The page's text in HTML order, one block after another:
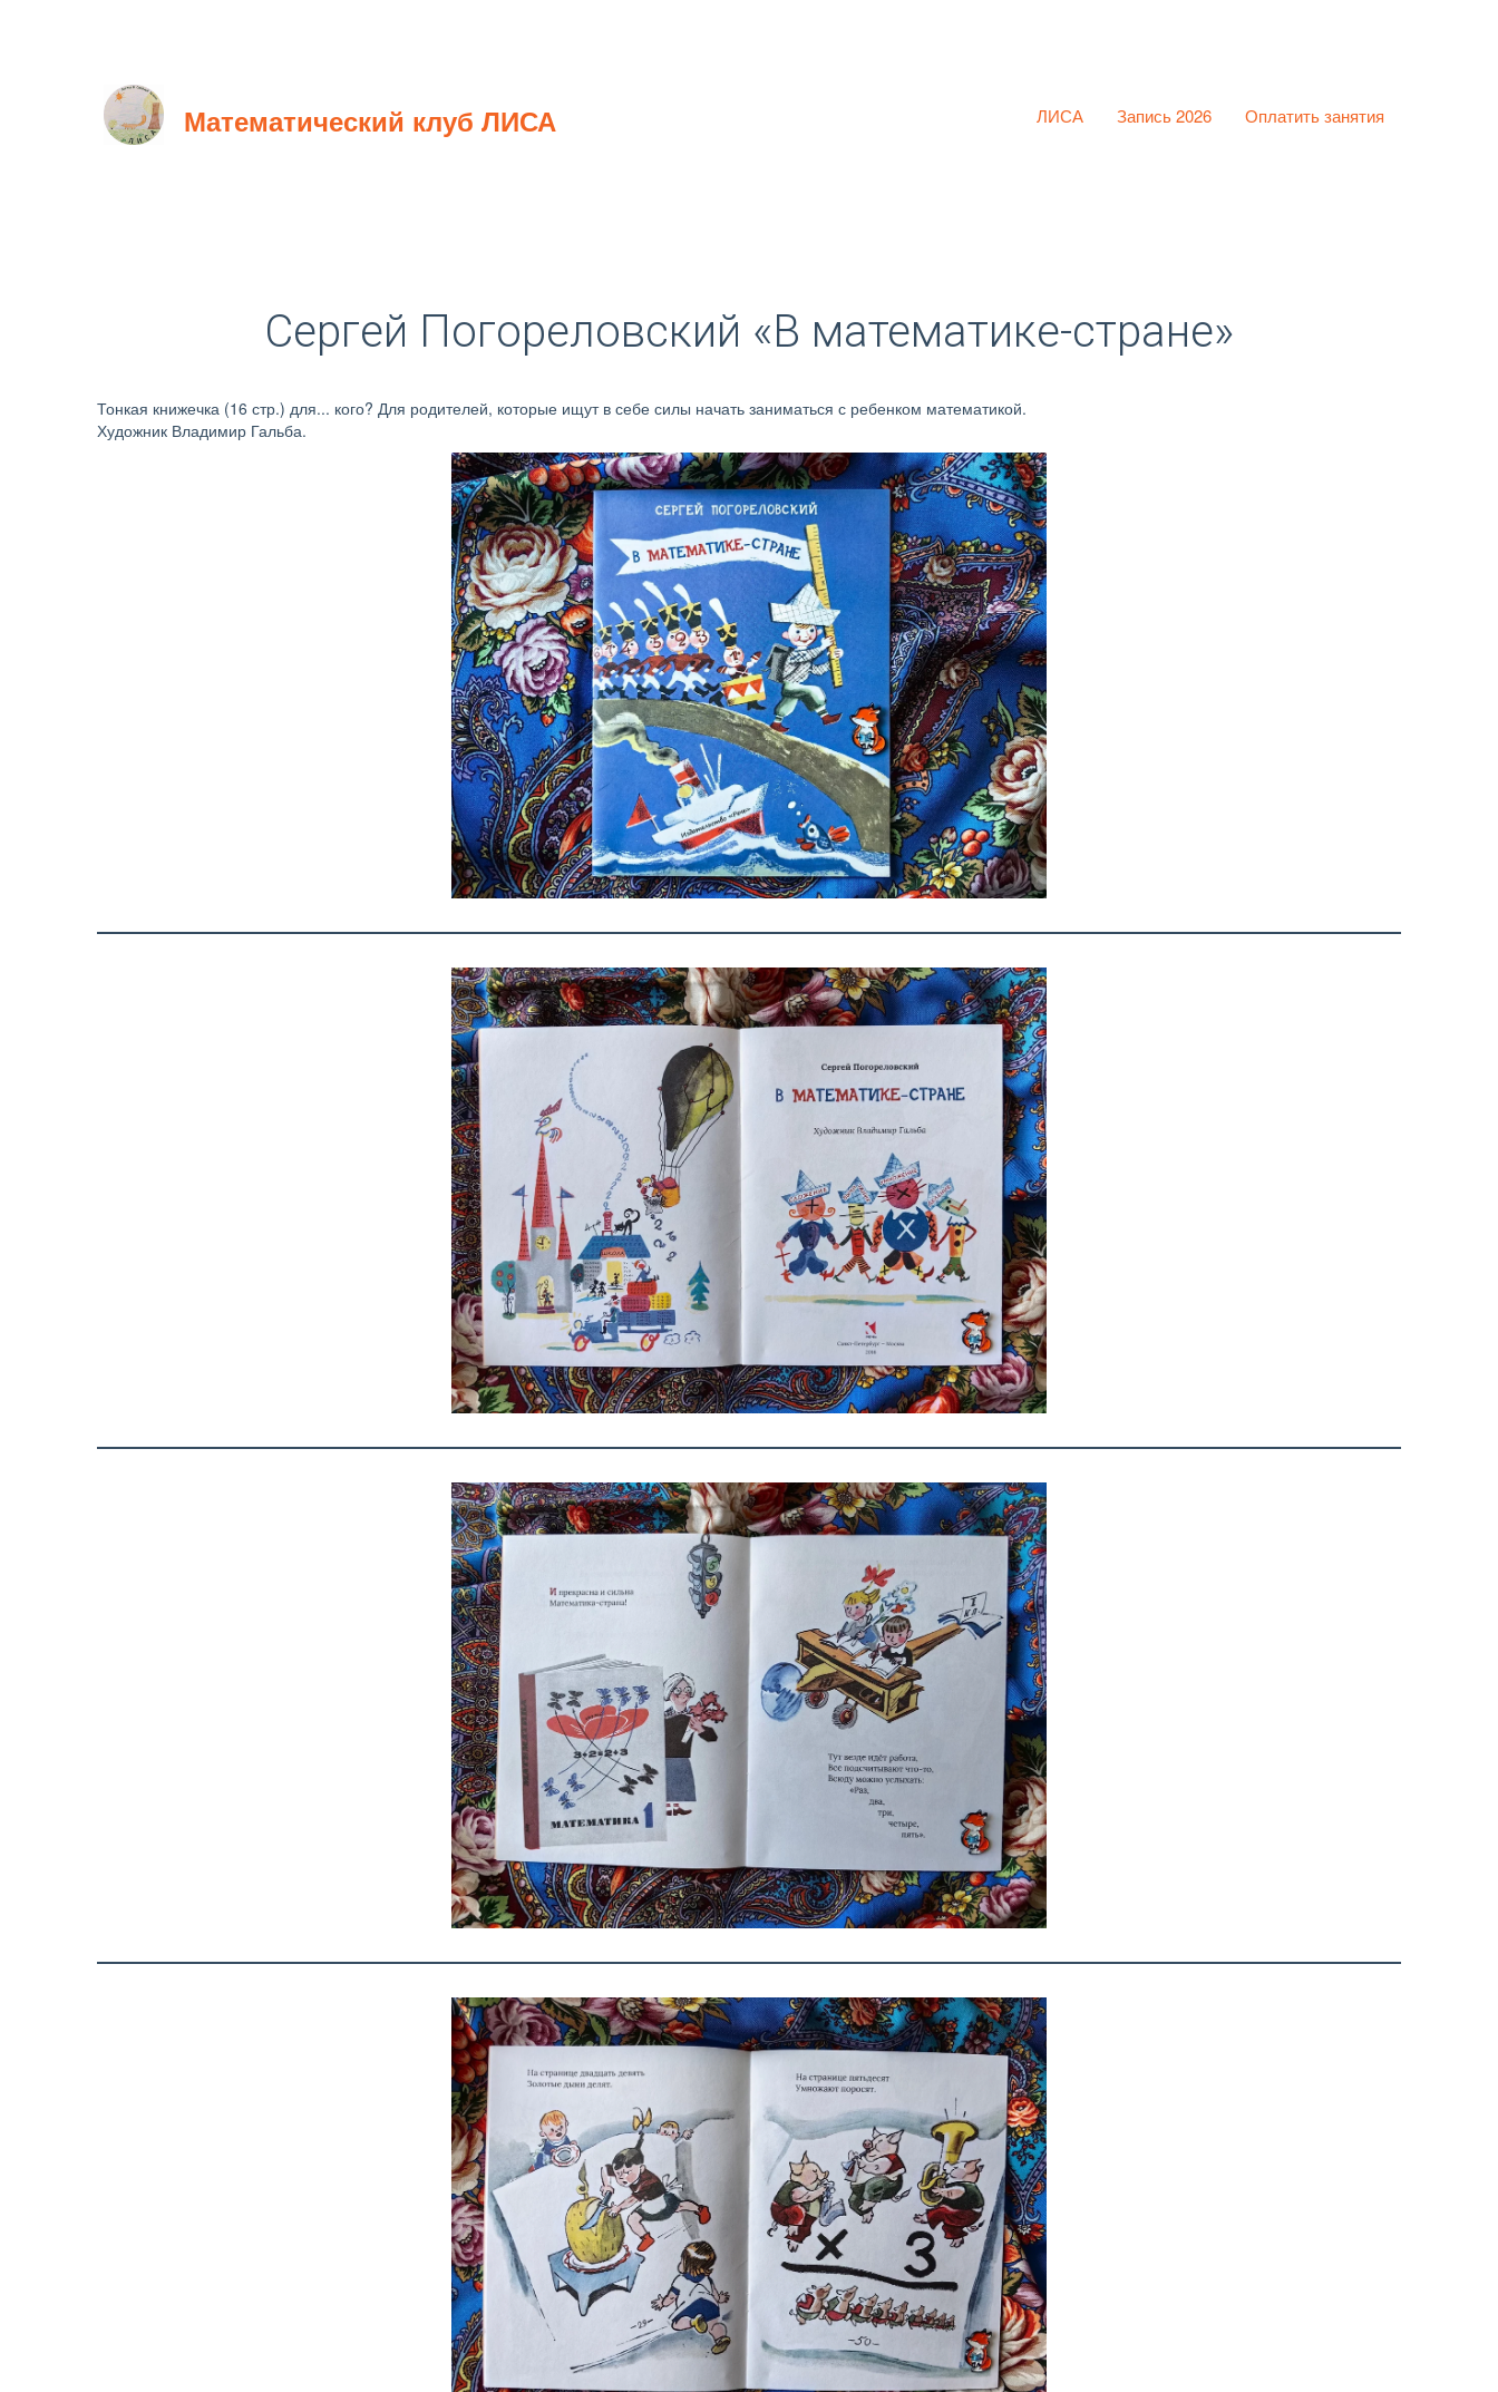
Математический клуб ЛИСА ЛИСА Запись 2026 Оплатить занятия
Сергей Погореловский «В математике-стране»
Тонкая книжечка (16 стр.) для... кого? Для родителей, которые ищут в себе силы начать заниматься с ребенком математикой.
Художник Владимир Гальба.